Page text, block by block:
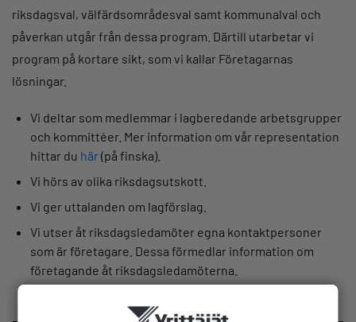
riksdagsval, välfärdsområdesval samt kommunalval och
påverkan utgår från dessa program. Därtill utarbetar vi
program på kortare sikt, som vi kallar Företagarnas
lösningar.
Vi deltar som medlemmar i lagberedande arbetsgrupper
och kommittéer. Mer information om vår representation
hittar du här(på finska).
Vi hörs av olika riksdagsutskott.
Vi ger uttalanden om lagförslag.
Vi utser åt riksdagsledamöter egna kontaktpersoner
som är företagare. Dessa förmedlar information om
företagande åt riksdagsledamöterna.